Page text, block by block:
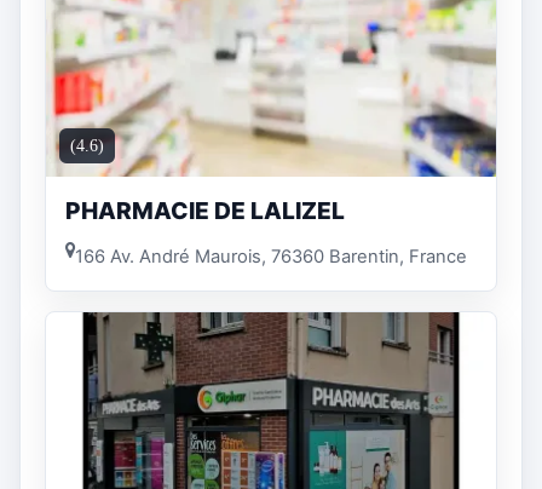
(4.6)
PHARMACIE DE LALIZEL
166 Av. André Maurois, 76360 Barentin, France